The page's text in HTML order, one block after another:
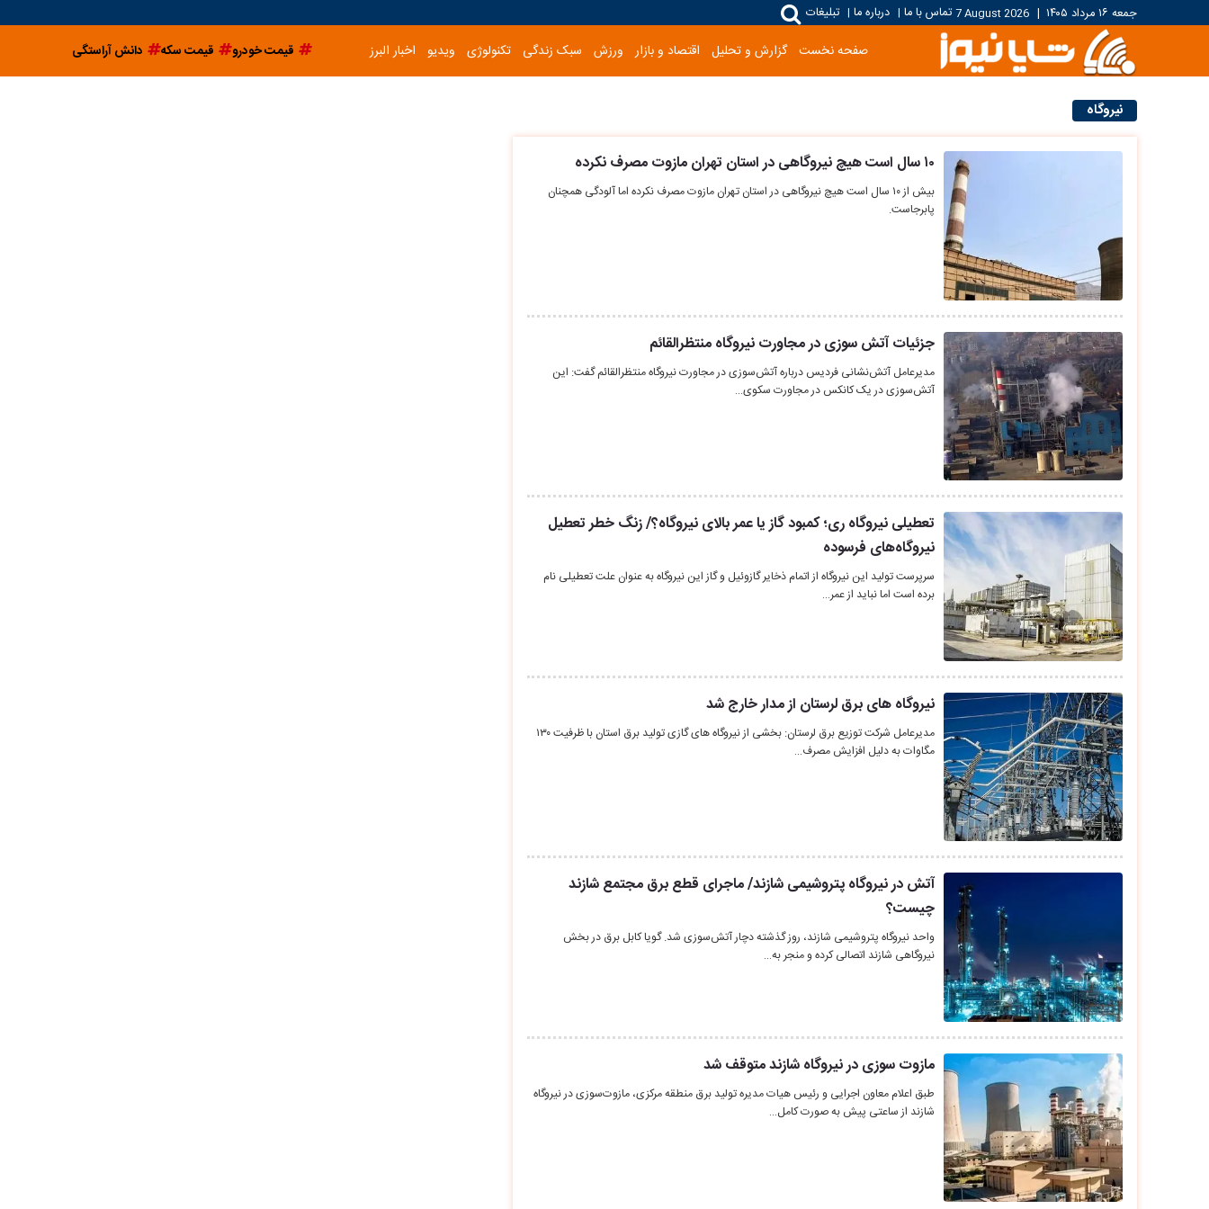
جمعه ۱۶ مرداد ۱۴۰۵ |
7 August 2026تماس با ما | درباره ما | تبلیغات
صفحه نخست گزارش و تحلیل اقتصاد و بازار ورزش سبک زندگی تکنولوژی ویدیو اخبار البرز قیمت خودرو قیمت سکه دانش آراستگی
نیروگاه
۱۰ سال است هیچ نیروگاهی در استان تهران مازوت مصرف نکرده
بیش از ۱۰ سال است هیچ نیروگاهی در استان تهران مازوت مصرف نکرده اما آلودگی همچنان
پابرجاست.
جزئیات آتش سوزی در مجاورت نیروگاه منتظرالقائم
مدیرعامل آتش‌نشانی فردیس درباره آتش‌سوزی در مجاورت نیروگاه منتظرالقائم گفت: این
آتش‌سوزی در یک کانکس در مجاورت سکوی…
تعطیلی نیروگاه ری؛ کمبود گاز یا عمر بالای نیروگاه؟/ زنگ خطر تعطیل
نیروگاه‌های فرسوده
سرپرست تولید این نیروگاه از اتمام ذخایر گازوئیل و گاز این نیروگاه به عنوان علت تعطیلی نام
برده است اما نباید از عمر…
نیروگاه های برق لرستان از مدار خارج شد
مدیرعامل شرکت توزیع برق لرستان: بخشی از نیروگاه های گازی تولید برق استان با ظرفیت ۱۳۰
مگاوات به دلیل افزایش مصرف…
آتش در نیروگاه پتروشیمی شازند/ ماجرای قطع برق مجتمع شازند
چیست؟
واحد نیروگاه پتروشیمی شازند، روز گذشته دچار آتش‌سوزی شد. گویا کابل برق در بخش
نیروگاهی شازند اتصالی کرده و منجر به…
مازوت سوزی در نیروگاه شازند متوقف شد
طبق اعلام معاون اجرایی و رئیس هیات مدیره تولید برق منطقه مرکزی، مازوت‌سوزی در نیروگاه
شازند از ساعتی پیش به صورت کامل…